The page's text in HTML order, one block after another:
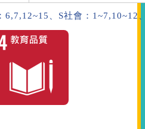
6,7,12~15、S社會：